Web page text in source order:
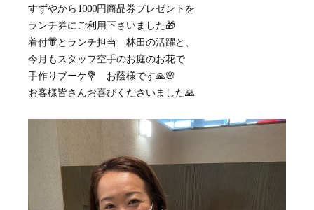
すずやから1000円商品券プレゼントを
ランチ券にご利用下さいました🎁
着付👘とランチ担当 林田の活躍と、
今月もスタッフ空手のお庭のお花で
手作りブーケ💐 お蔭様です🙏🌸
お客様皆さんお喜びくださいました🙏